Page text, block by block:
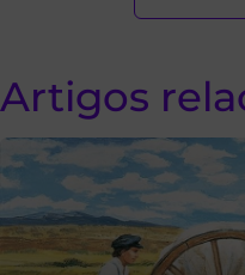
Artigos